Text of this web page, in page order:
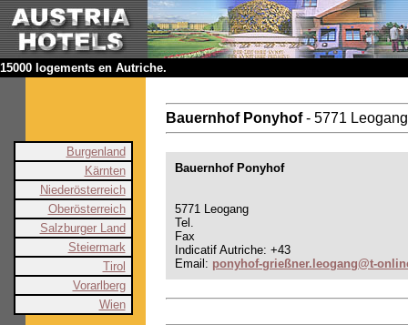
15000 logements en Autriche.
Burgenland
Kärnten
Niederösterreich
Oberösterreich
Salzburger Land
Steiermark
Tirol
Vorarlberg
Wien
Bauernhof Ponyhof- 5771 Leogang
Bauernhof Ponyhof
5771 Leogang
Tel.
Fax
Indicatif Autriche: +43
Email: ponyhof-grießner.leogang@t-